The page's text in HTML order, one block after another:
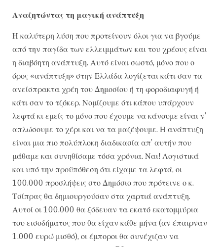
Αναζητώντας τη μαγική ανάπτυξη
Η καλύτερη λύση που προτείνουν όλοι για να βγούμε
από την παγίδα των ελλειμμάτων και του χρέους είναι
η διαβόητη ανάπτυξη. Αυτό είναι σωστό, μόνο που ο
όρος «ανάπτυξη» στην Ελλάδα λογίζεται κάτι σαν τα
ανείσπρακτα χρέη του Δημοσίου ή τη φοροδιαφυγή ή
κάτι σαν το τζόκερ. Νομίζουμε ότι κάπου υπάρχουν
λεφτά κι εμείς το μόνο που έχουμε να κάνουμε είναι ν’
απλώσουμε το χέρι και να τα μαζέψουμε. Η ανάπτυξη
είναι μια πιο πολύπλοκη διαδικασία απ’ αυτήν που
μάθαμε και συνηθίσαμε τόσα χρόνια. Ναι! Λογιστικά
και υπό την προϋπόθεση ότι είχαμε τα λεφτά, οι
100.000 προσλήψεις στο Δημόσιο που πρότεινε ο κ.
Τσίπρας θα δημιουργούσαν στα χαρτιά ανάπτυξη.
Αυτοί οι 100.000 θα ξόδευαν τα εκατό εκατομμύρια
του εισοδήματος που θα είχαν κάθε μήνα (αν έπαιρναν
1.000 ευρώ μισθό), οι έμποροι θα συνέχιζαν να